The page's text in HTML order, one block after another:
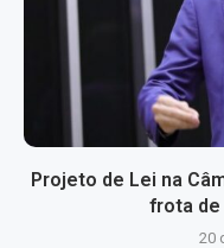
Projeto de Lei na
frota de
20